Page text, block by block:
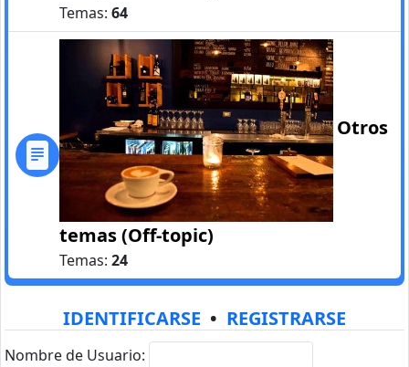
Temas: 64
Otros
temas (Off-topic)
Temas: 24
IDENTIFICARSE • REGISTRARSE
Nombre de Usuario: